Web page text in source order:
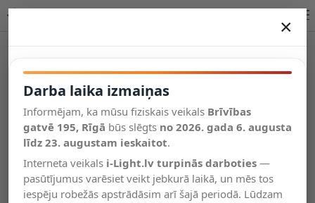
Salīdzināt
Vēlmju
saraksts
Valodas
×
Darba laika izmaiņas
Informējam, ka mūsu fiziskais veikals Brīvības
gatvē 195, Rīgā būs slēgts no 2026. gada 6. augusta
līdz 23. augustam ieskaitot.
Interneta veikals i-Light.lv turpinās darboties —
pasūtījumus varēsiet veikt jebkurā laikā, un mēs tos
iespēju robežās apstrādāsim arī šajā periodā. Lūdzam